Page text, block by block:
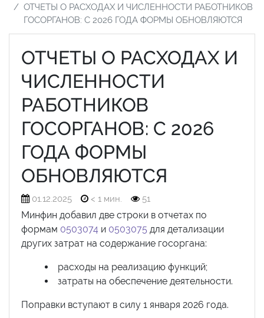
ОТЧЕТЫ О РАСХОДАХ И ЧИСЛЕННОСТИ РАБОТНИКОВ
ГОСОРГАНОВ: С 2026 ГОДА ФОРМЫ ОБНОВЛЯЮТСЯ
ОТЧЕТЫ О РАСХОДАХ И
ЧИСЛЕННОСТИ
РАБОТНИКОВ
ГОСОРГАНОВ: С 2026
ГОДА ФОРМЫ
ОБНОВЛЯЮТСЯ
01.12.2025 < 1 мин. 51
Минфин добавил две строки в отчетах по
формам 0503074 и 0503075 для детализации
других затрат на содержание госоргана:
расходы на реализацию функций;
затраты на обеспечение деятельности.
Поправки вступают в силу 1 января 2026 года.